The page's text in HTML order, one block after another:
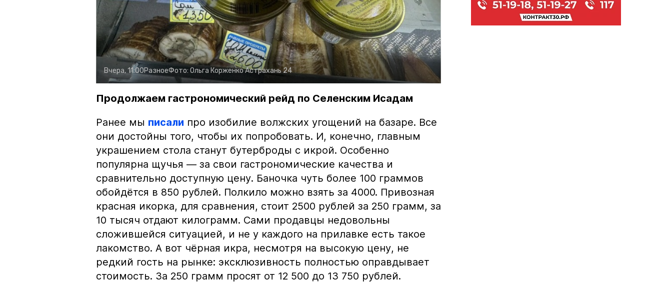
Вчера, 11:00РазноеФото: Ольга КорженкоАстрахань 24
Продолжаем гастрономический рейд по Селенским Исадам
Ранее мы писали про изобилие волжских угощений на базаре. Все
они достойны того, чтобы их попробовать. И, конечно, главным
украшением стола станут бутерброды с икрой. Особенно
популярна щучья — за свои гастрономические качества и
сравнительно доступную цену. Баночка чуть более 100 граммов
обойдётся в 850 рублей. Полкило можно взять за 4000. Привозная
красная икорка, для сравнения, стоит 2500 рублей за 250 грамм, за
10 тысяч отдают килограмм. Сами продавцы недовольны
сложившейся ситуацией, и не у каждого на прилавке есть такое
лакомство. А вот чёрная икра, несмотря на высокую цену, не
редкий гость на рынке: эксклюзивность полностью оправдывает
стоимость. За 250 грамм просят от 12 500 до 13 750 рублей.